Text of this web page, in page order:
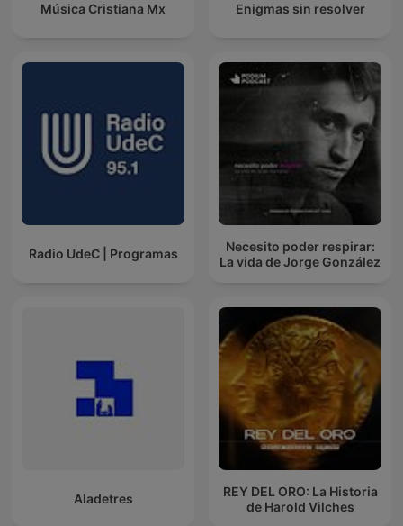
Música Cristiana Mx Enigmas sin resolver
Radio UdeC | Programas
Necesito poder respirar:
La vida de Jorge González
Aladetres
REY DEL ORO: La Historia
de Harold Vilches